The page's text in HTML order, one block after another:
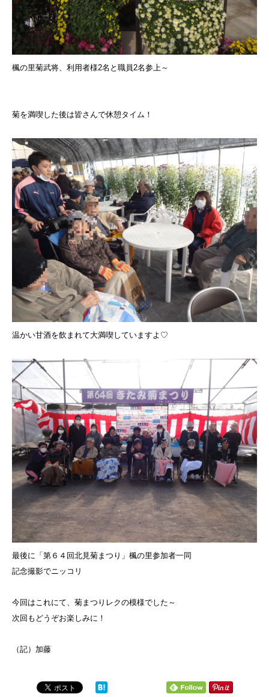
楓の里菊武将、利用者様2名と職員2名参上～
菊を満喫した後は皆さんで休憩タイム！
温かい甘酒を飲まれて大満喫していますよ♡
最後に「第６４回北見菊まつり」楓の里参加者一同
記念撮影でニッコリ
今回はこれにて、菊まつりレクの模様でした～
次回もどうぞお楽しみに！
（記）加藤